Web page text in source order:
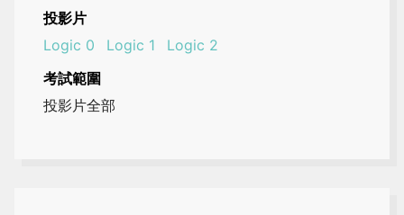
投影片
Logic 0
Logic 1
Logic 2
考試範圍
投影片全部